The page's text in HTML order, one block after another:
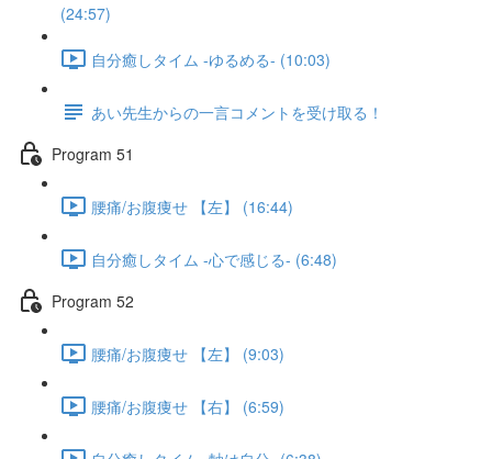
(24:57)
自分癒しタイム -ゆるめる- (10:03)
あい先生からの一言コメントを受け取る！
Program 51
腰痛/お腹痩せ 【左】 (16:44)
自分癒しタイム -心で感じる- (6:48)
Program 52
腰痛/お腹痩せ 【左】 (9:03)
腰痛/お腹痩せ 【右】 (6:59)